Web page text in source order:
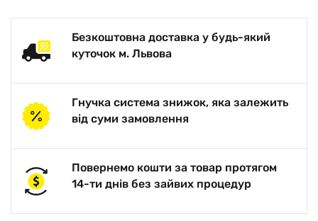
Безкоштовна доставка у будь-який
куточок м. Львова
Гнучка система знижок, яка залежить
від суми замовлення
Повернемо кошти за товар протягом
14-ти днів без зайвих процедур